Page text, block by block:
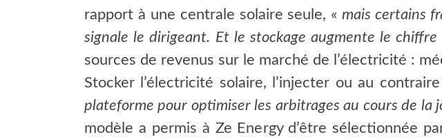
rapport à une centrale solaire seule, «mais certains
signale le dirigeant. Et le stockage augmente le chiffre
sources de revenus sur le marché de l’électricité :
Stocker l’électricité solaire, l’injecter ou au
plateforme pour optimiser les arbitrages au cours de
modèle a permis à Ze Energy d’être sélectionnée